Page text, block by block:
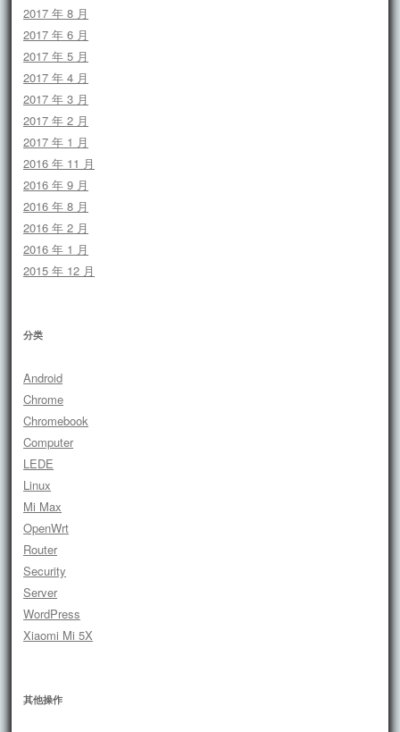
2017 年 8 月
2017 年 6 月
2017 年 5 月
2017 年 4 月
2017 年 3 月
2017 年 2 月
2017 年 1 月
2016 年 11 月
2016 年 9 月
2016 年 8 月
2016 年 2 月
2016 年 1 月
2015 年 12 月
分类
Android
Chrome
Chromebook
Computer
LEDE
Linux
Mi Max
OpenWrt
Router
Security
Server
WordPress
Xiaomi Mi 5X
其他操作